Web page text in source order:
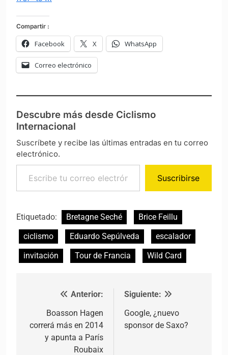
Compartir :
Facebook X WhatsApp
Correo electrónico
Descubre más desde Ciclismo
Internacional
Suscríbete y recibe las últimas entradas en tu correo
electrónico.
Escribe tu correo electrónico…
Suscribirse
Etiquetado: Bretagne Seché
Brice Feillu
ciclismo
Eduardo Sepúlveda
escalador
invitación
Tour de Francia Wild Card
Navegación de entradas
Anterior:
Boasson Hagen
correrá más en 2014
y apunta a París
Roubaix
Siguiente:
Google, ¿nuevo
sponsor de Saxo?